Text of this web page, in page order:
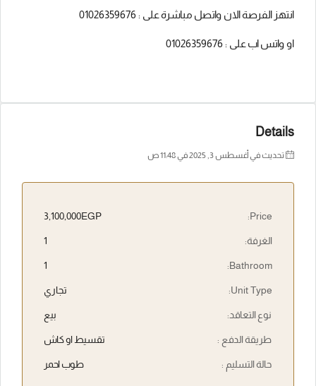
انتهز الفرصة الان واتصل مباشرة على : 01026359676
او واتس اب على : 01026359676
Details
تحديث في أغسطس 3, 2025 في 11:48 ص
Price:
3,100,000EGP
الغرفة: 1
Bathroom:
1
Unit Type: تجاري
نوع التعاقد: بيع
طريقة الدفع : تقسيط او كاش
حالة التسليم : طوب احمر